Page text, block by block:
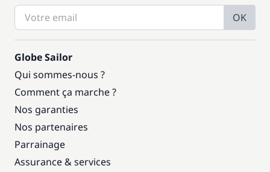
OK
Globe Sailor
Qui sommes-nous ?
Comment ça marche ?
Nos garanties
Nos partenaires
Parrainage
Assurance & services